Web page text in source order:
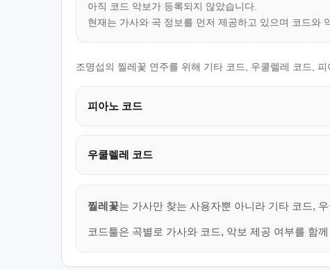
아직 코드 악보가 등록되지 않았습니다.
현재는 가사와 곡 정보를 먼저 제공하고 있으며 코드와
조명섭의 찔레꽃 연주를 위해 기타 코드, 우쿨렐레 코드,
피아노 코드
우쿨렐레 코드
찔레꽃는 가사만 찾는 사용자뿐 아니라 기타 코드,
코드툴은 곡별로 가사와 코드, 악보 제공 여부를 함